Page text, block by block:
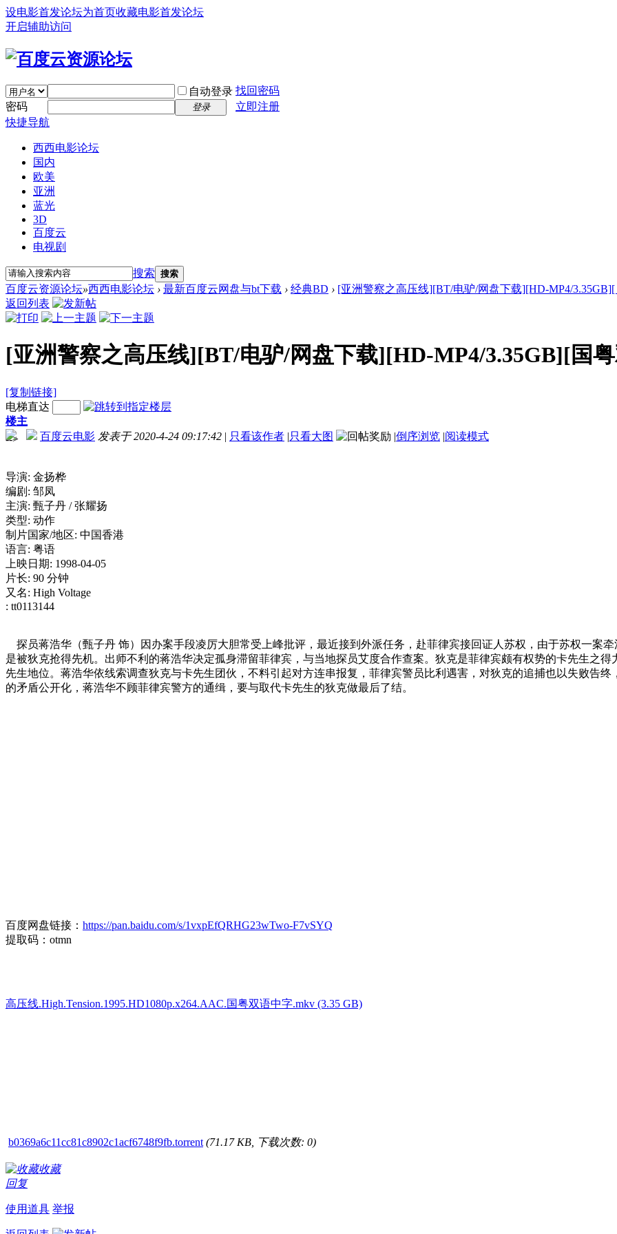
设电影首发论坛为首页收藏电影首发论坛
开启辅助访问
自动登录 找回密码
密码
登录
立即注册
快捷导航
西西电影论坛
国内
欧美
亚洲
蓝光
3D
百度云
电视剧
搜索 搜索
百度云资源论坛»西西电影论坛 › 最新百度云网盘与bt下载 › 经典BD › [亚洲警察之高压线][BT/电驴/网盘下载][HD-MP4/3.35GB][
返回列表
[亚洲警察之高压线][BT/电驴/网盘下载][HD-MP4/3.35GB][国
[复制链接]
电梯直达
楼主
百度云电影 发表于 2020-4-24 09:17:42 | 只看该作者 |只看大图 |倒序浏览 |阅读模式
-->
导演: 金扬桦
编剧: 邹凤
主演: 甄子丹 / 张耀扬
类型: 动作
制片国家/地区: 中国香港
语言: 粤语
上映日期: 1998-04-05
片长: 90 分钟
又名: High Voltage
: tt0113144
探员蒋浩华（甄子丹 饰）因办案手段凌厉大胆常受上峰批评，最近接到外派任务，赴菲律宾接回证人苏权，由于苏权一案
是被狄克抢得先机。出师不利的蒋浩华决定孤身滞留菲律宾，与当地探员艾度合作查案。狄克是菲律宾颇有权势的卡先生之
先生地位。蒋浩华依线索调查狄克与卡先生团伙，不料引起对方连串报复，菲律宾警员比利遇害，对狄克的追捕也以失败告
的矛盾公开化，蒋浩华不顾菲律宾警方的通缉，要与取代卡先生的狄克做最后了结。
百度网盘链接： https://pan.baidu.com/s/1vxpEfQRHG23wTwo-F7vSYQ
提取码：otmn
高压线.High.Tension.1995.HD1080p.x264.AAC.国粤双语中字.mkv (3.35 GB)
b0369a6c11cc81c8902c1acf6748f9fb.torrent (71.17 KB, 下载次数: 0)
收藏
回复
使用道具 举报